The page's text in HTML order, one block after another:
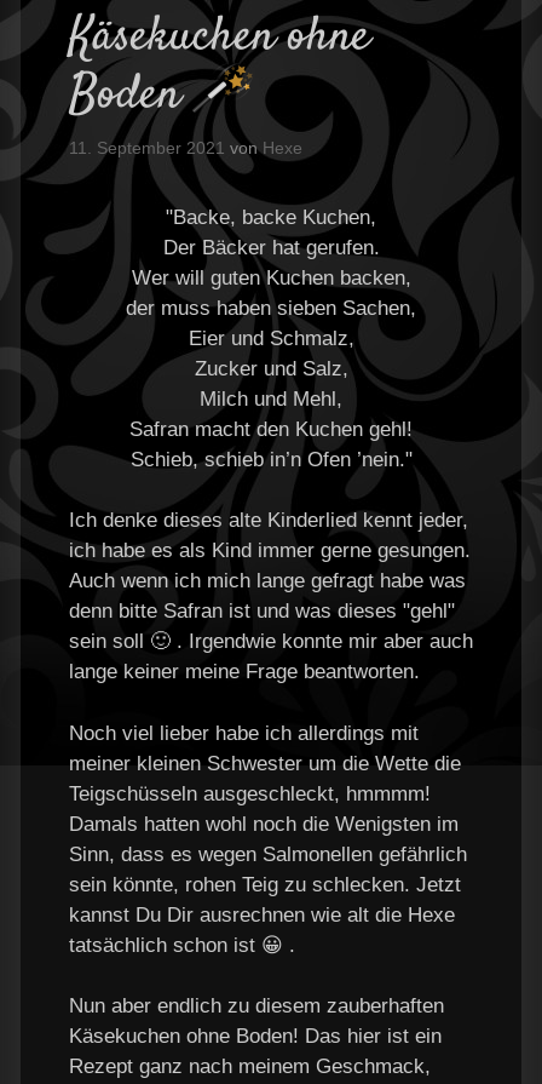
Käsekuchen ohne
Boden
11. September 2021 vonHexe
"Backe, backe Kuchen,
Der Bäcker hat gerufen.
Wer will guten Kuchen backen,
der muss haben sieben Sachen,
Eier und Schmalz,
Zucker und Salz,
Milch und Mehl,
Safran macht den Kuchen gehl!
Schieb, schieb in’n Ofen ’nein."
Ich denke dieses alte Kinderlied kennt jeder,
ich habe es als Kind immer gerne gesungen.
Auch wenn ich mich lange gefragt habe was
denn bitte Safran ist und was dieses "gehl"
sein soll 🙂 . Irgendwie konnte mir aber auch
lange keiner meine Frage beantworten.
Noch viel lieber habe ich allerdings mit
meiner kleinen Schwester um die Wette die
Teigschüsseln ausgeschleckt, hmmmm!
Damals hatten wohl noch die Wenigsten im
Sinn, dass es wegen Salmonellen gefährlich
sein könnte, rohen Teig zu schlecken. Jetzt
kannst Du Dir ausrechnen wie alt die Hexe
tatsächlich schon ist 😀 .
Nun aber endlich zu diesem zauberhaften
Käsekuchen ohne Boden! Das hier ist ein
Rezept ganz nach meinem Geschmack,